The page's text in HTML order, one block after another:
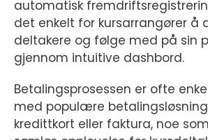
automatisk
det enkelt for kursarrangører å
deltakere og følge med på sin
gjennom intuitive dashbord.
Betalingsprosessen er ofte
med populære
kredittkort eller faktura, noe